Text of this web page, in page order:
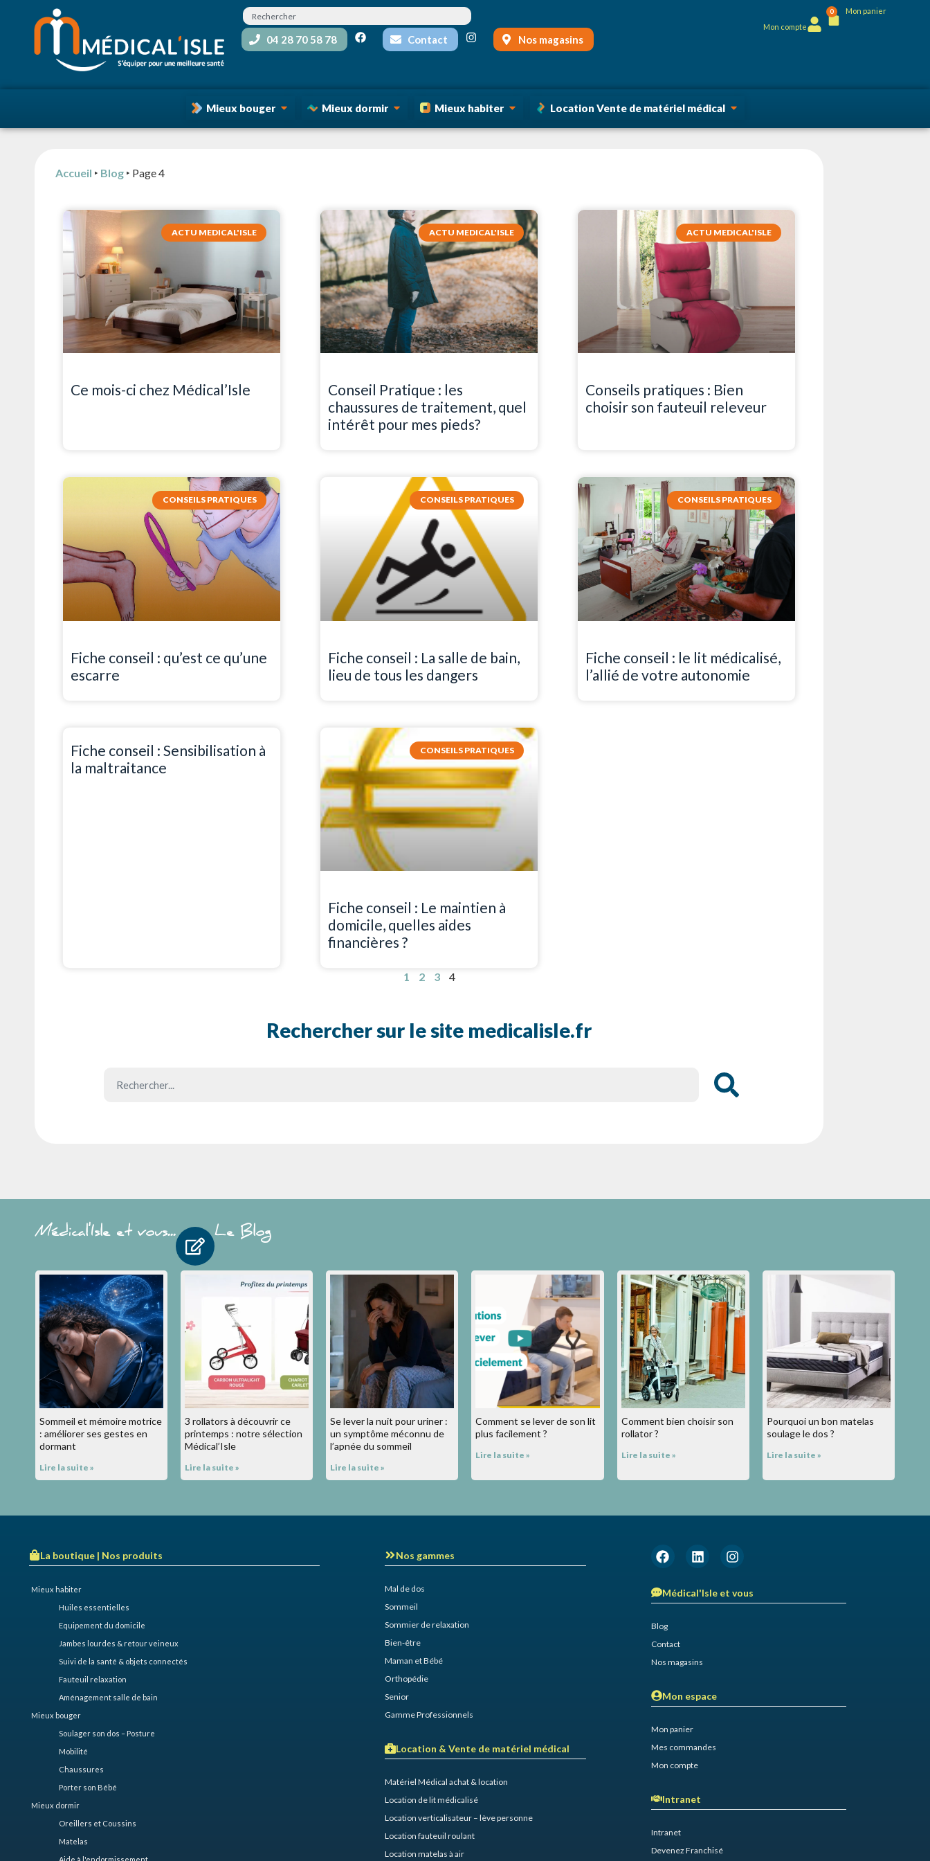
04 28 70 58 78 Contact Nos magasins
Mon compte
0 Mon panier
Mieux bouger Mieux dormir Mieux habiter Location Vente de matériel médical
Accueil ‣ Blog ‣ Page 4
ACTU MEDICAL'ISLE
Ce mois-ci chez Médical’Isle
ACTU MEDICAL'ISLE
Conseil Pratique : les
chaussures de traitement, quel
intérêt pour mes pieds?
ACTU MEDICAL'ISLE
Conseils pratiques : Bien
choisir son fauteuil releveur
CONSEILS PRATIQUES
Fiche conseil : qu’est ce qu’une
escarre
CONSEILS PRATIQUES
Fiche conseil : La salle de bain,
lieu de tous les dangers
CONSEILS PRATIQUES
Fiche conseil : le lit médicalisé,
l’allié de votre autonomie
Fiche conseil : Sensibilisation à
la maltraitance
CONSEILS PRATIQUES
Fiche conseil : Le maintien à
domicile, quelles aides
financières ?
1 2 3 4
Rechercher sur le site medicalisle.fr
Médical'Isle et vous... Le Blog
Sommeil et mémoire motrice
: améliorer ses gestes en
dormant
Lire la suite »
3 rollators à découvrir ce
printemps : notre sélection
Médical’Isle
Lire la suite »
Se lever la nuit pour uriner :
un symptôme méconnu de
l’apnée du sommeil
Lire la suite »
Comment se lever de son lit
plus facilement ?
Lire la suite »
Comment bien choisir son
rollator ?
Lire la suite »
Pourquoi un bon matelas
soulage le dos ?
Lire la suite »
La boutique | Nos produits ​
Mieux habiter
Huiles essentielles
Equipement du domicile
Jambes lourdes & retour veineux
Suivi de la santé & objets connectés
Fauteuil relaxation
Aménagement salle de bain
Mieux bouger
Soulager son dos – Posture
Mobilité
Chaussures
Porter son Bébé
Mieux dormir
Oreillers et Coussins
Matelas
Aide à l'endormissement
Nos gammes
Mal de dos
Sommeil
Sommier de relaxation​
Bien-être
Maman et Bébé
Orthopédie
Senior
Gamme Professionnels
Location & Vente de matériel médical
Matériel Médical achat & location
Location de lit médicalisé
Location verticalisateur – lève personne
Location fauteuil roulant
Location matelas à air
Médical'Isle et vous
Blog
Contact
Nos magasins
Mon espace
Mon panier
Mes commandes
Mon compte
Intranet
Intranet
Devenez Franchisé